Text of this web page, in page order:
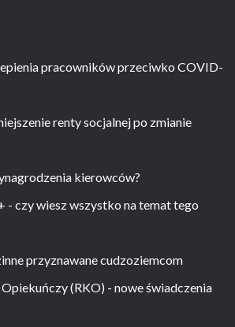
pracowników przeciwko COVID-
renty socjalnej po zmianie
kierowców?
- czy wiesz wszystko na temat tego
przyznawane cudzoziemcom
(RKO) - nowe świadczenia